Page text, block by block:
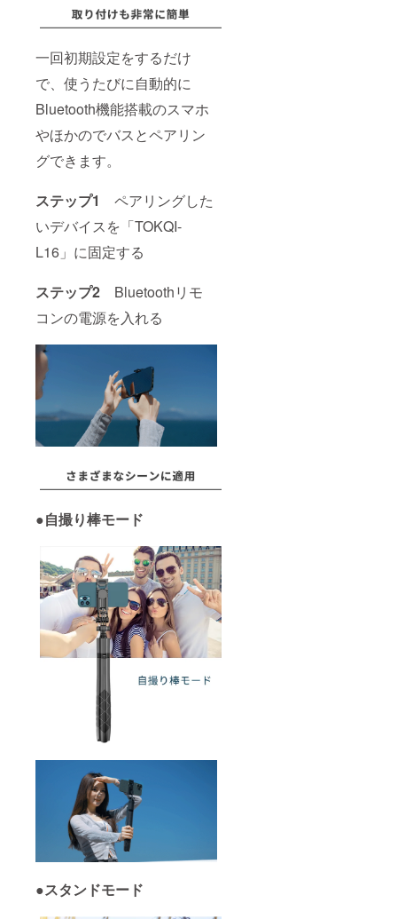
一回初期設定をするだけ
で、使うたびに自動的に
Bluetooth機能搭載のスマホ
やほかのでバスとペアリン
グできます。
ステップ1
ペアリングした
いデバイスを「TOKQI-
L16」に固定する
ステップ2 Bluetoothリモ
コンの電源を入れる
●自撮り棒モード
●スタンドモード